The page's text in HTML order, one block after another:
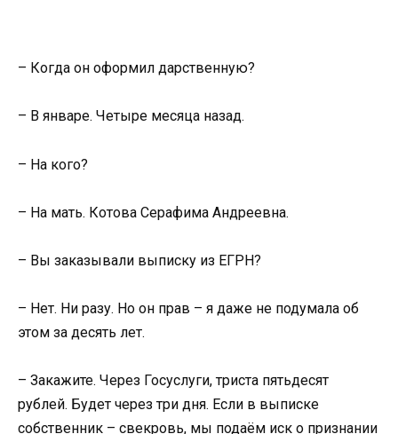
– Когда он оформил дарственную?
– В январе. Четыре месяца назад.
– На кого?
– На мать. Котова Серафима Андреевна.
– Вы заказывали выписку из ЕГРН?
– Нет. Ни разу. Но он прав – я даже не подумала об
этом за десять лет.
– Закажите. Через Госуслуги, триста пятьдесят
рублей. Будет через три дня. Если в выписке
собственник – свекровь, мы подаём иск о признании